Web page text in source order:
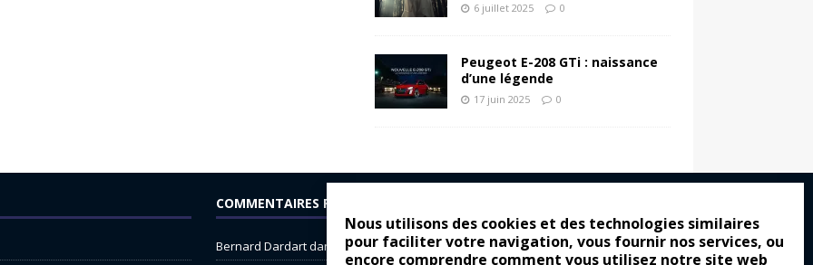
Nous utilisons des cookies et des technologies similaires
pour faciliter votre navigation, vous fournir nos services, ou
encore comprendre comment vous utilisez notre site web
6 juillet 2025 0
Peugeot E-208 GTi : naissance
d’une légende
17 juin 2025 0
COMMENTAIRES RÉCENTS
Bernard Dardartdans Dacia Sandero : pour les gens vrais